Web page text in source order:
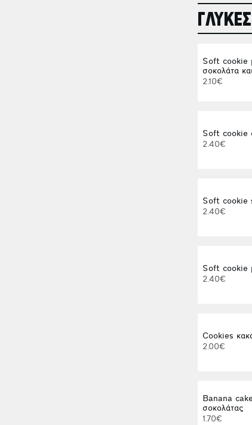
Soft cookie
σοκολάτα
2.10€
Soft cookie
2.40€
Soft cookie
2.40€
Soft cookie
2.40€
Cookies
2.00€
Banana
σοκολάτας
1.70€